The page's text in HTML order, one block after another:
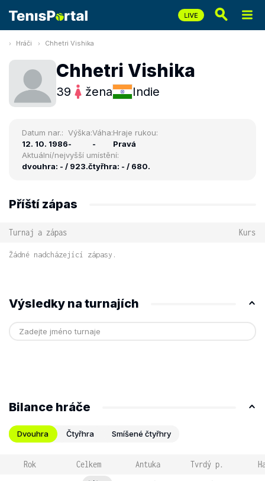
Hráči Chhetri Vishika
Chhetri Vishika
39 žena Indie
Datum nar.:
12. 10. 1986
Výška:
-
Váha:
-
Hraje rukou:
Pravá
Aktuální/nejvyšší umístění:
dvouhra: - / 923.čtyřhra: - / 680.
Příští zápas
Turnaj a zápas Kurs
Žádné nadcházející zápasy.
Výsledky na turnajích
Bilance hráče
Dvouhra Čtyřhra Smíšené čtyřhry
Rok Celkem Antuka Tvrdý p.